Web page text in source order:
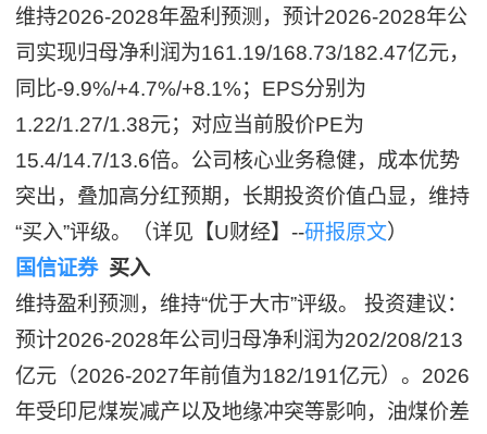
维持2026-2028年盈利预测，预计2026-2028年公
司实现归母净利润为161.19/168.73/182.47亿元，
同比-9.9%/+4.7%/+8.1%；EPS分别为
1.22/1.27/1.38元；对应当前股价PE为
15.4/14.7/13.6倍。公司核心业务稳健，成本优势
突出，叠加高分红预期，长期投资价值凸显，维持
“买入”评级。（详见【U财经】--研报原文）
国信证券买入
维持盈利预测，维持“优于大市”评级。 投资建议：
预计2026-2028年公司归母净利润为202/208/213
亿元（2026-2027年前值为182/191亿元）。2026
年受印尼煤炭减产以及地缘冲突等影响，油煤价差